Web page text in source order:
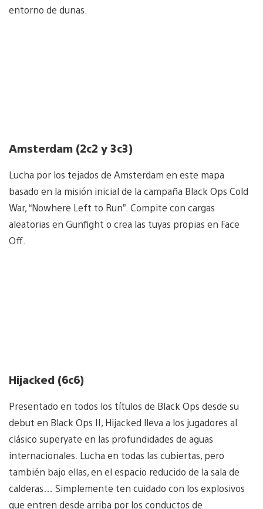
entorno de dunas.
Amsterdam (2c2 y 3c3)
Lucha por los tejados de Amsterdam en este mapa
basado en la misión inicial de la campaña Black Ops Cold
War, “Nowhere Left to Run”. Compite con cargas
aleatorias en Gunfight o crea las tuyas propias en Face
Off.
Hijacked (6c6)
Presentado en todos los títulos de Black Ops desde su
debut en Black Ops II, Hijacked lleva a los jugadores al
clásico superyate en las profundidades de aguas
internacionales. Lucha en todas las cubiertas, pero
también bajo ellas, en el espacio reducido de la sala de
calderas… Simplemente ten cuidado con los explosivos
que entren desde arriba por los conductos de